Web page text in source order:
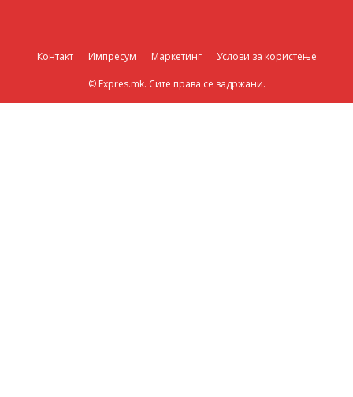
Контакт Импресум Маркетинг Услови за користење
© Expres.mk. Сите права се задржани.